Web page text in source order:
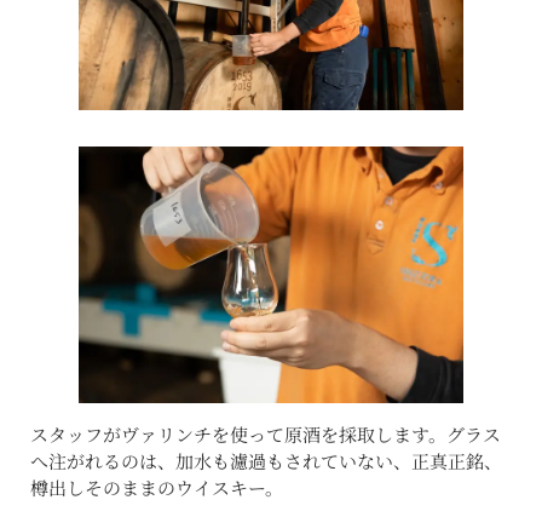
スタッフがヴァリンチを使って原酒を採取します。グラス
へ注がれるのは、加水も濾過もされていない、正真正銘、
樽出しそのままのウイスキー。